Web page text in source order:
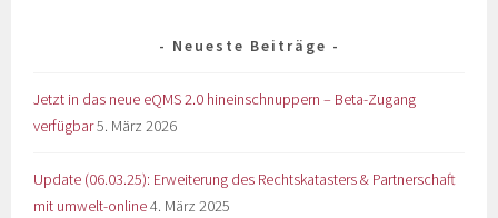
Neueste Beiträge
Jetzt in das neue eQMS 2.0 hineinschnuppern – Beta-Zugang
verfügbar5. März 2026
Update (06.03.25): Erweiterung des Rechtskatasters & Partnerschaft
mit umwelt-online4. März 2025